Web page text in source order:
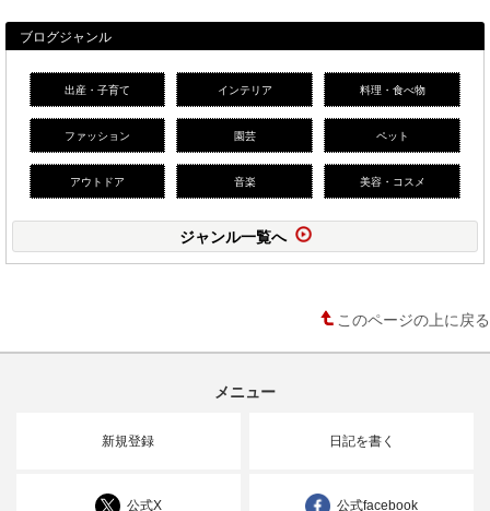
ブログジャンル
出産・子育て インテリア 料理・食べ物
ファッション 園芸 ペット
アウトドア 音楽 美容・コスメ
ジャンル一覧へ
このページの上に戻る
メニュー
新規登録 日記を書く
公式X 公式facebook